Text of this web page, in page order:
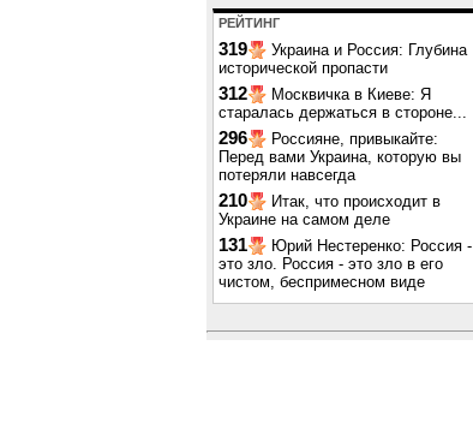
РЕЙТИНГ
319
Украина и Россия: Глубина
исторической пропасти
312
Москвичка в Киеве: Я
старалась держаться в стороне...
296
Россияне, привыкайте:
Перед вами Украина, которую вы
потеряли навсегда
210
Итак, что происходит в
Украине на самом деле
131
Юрий Нестеренко: Россия -
это зло. Россия - это зло в его
чистом, беспримесном виде